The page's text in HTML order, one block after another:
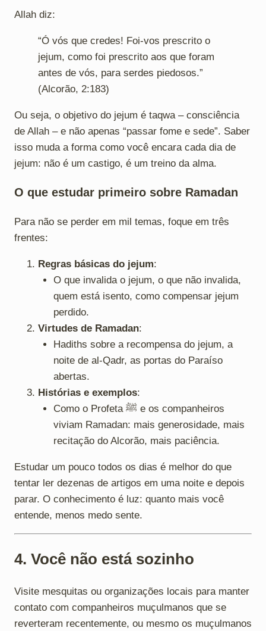
Allah diz:
“Ó vós que credes! Foi-vos prescrito o
jejum, como foi prescrito aos que foram
antes de vós, para serdes piedosos.”
(Alcorão, 2:183)
Ou seja, o objetivo do jejum é taqwa – consciência
de Allah – e não apenas “passar fome e sede”. Saber
isso muda a forma como você encara cada dia de
jejum: não é um castigo, é um treino da alma.
O que estudar primeiro sobre Ramadan
Para não se perder em mil temas, foque em três
frentes:
Regras básicas do jejum:
O que invalida o jejum, o que não invalida,
quem está isento, como compensar jejum
perdido.
Virtudes de Ramadan:
Hadiths sobre a recompensa do jejum, a
noite de al-Qadr, as portas do Paraíso
abertas.
Histórias e exemplos:
Como o Profeta ﷺ e os companheiros
viviam Ramadan: mais generosidade, mais
recitação do Alcorão, mais paciência.
Estudar um pouco todos os dias é melhor do que
tentar ler dezenas de artigos em uma noite e depois
parar. O conhecimento é luz: quanto mais você
entende, menos medo sente.
4. Você não está sozinho
Visite mesquitas ou organizações locais para manter
contato com companheiros muçulmanos que se
reverteram recentemente, ou mesmo os muçulmanos